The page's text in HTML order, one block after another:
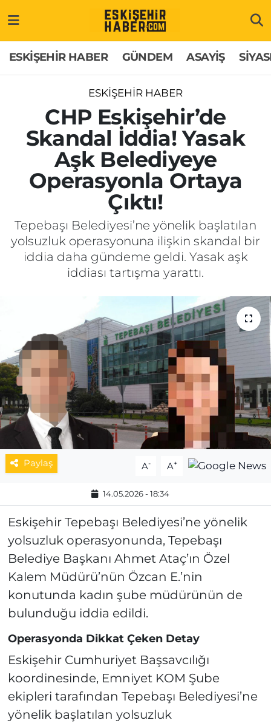
ESKİŞEHİR HABER GÜNDEM ASAYİŞ
ESKİŞEHİR HABER
CHP Eskişehir’de
Skandal İddia! Yasak
Aşk Belediyeye
Operasyonla Ortaya
Çıktı!
Tepebaşı Belediyesi’ne yönelik başlatılan
yolsuzluk operasyonuna ilişkin skandal bir
iddia daha gündeme geldi. Yasak aşk
iddiası tartışma yarattı.
Paylaş A- A+
14.05.2026 - 18:34
Eskişehir Tepebaşı Belediyesi’ne yönelik
yolsuzluk operasyonunda, Tepebaşı
Belediye Başkanı Ahmet Ataç’ın Özel
Kalem Müdürü’nün Özcan E.’nin
konutunda kadın şube müdürünün de
bulunduğu iddia edildi.
Operasyonda Dikkat Çeken Detay
Eskişehir Cumhuriyet Başsavcılığı
koordinesinde, Emniyet KOM Şube
ekipleri tarafından Tepebaşı Belediyesi’ne
yönelik başlatılan yolsuzluk
GÜNDEM
ASAYİŞ
SİYASET
EKONOMİ
EĞİTİM
SPOR
ESKİŞEHİRSPOR
Hakkımızda
İletişim
Künye
Odunpazarı Trafik Yoğunluk Haritası
Süper Lig Puan Durumu ve Fikstür
Tüm Manşetler
Son Dakika Haberleri